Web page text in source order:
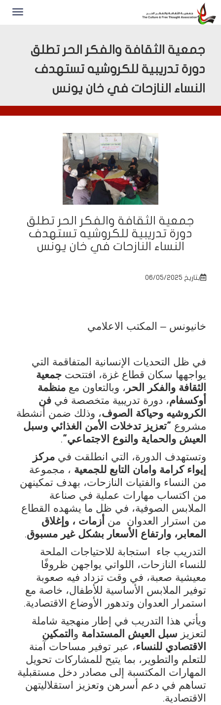
جمعية الثقافة والفكر الحر تطلق
دورة تدريبية للكروشيه تستهدف
النساء النازحات في خان يونس
جمعية الثقافة والفكر الحر تطلق
دورة تدريبية للكروشيه تستهدف
النساء النازحات في خان يونس
بتاريخ 06/05/2025
خانيونس – المكتب الاعلامي
في ظل التحديات الإنسانية المتفاقمة التي
يواجهها سكان قطاع غزة، افتتحت جمعية
الثقافة والفكر الحر ، وبالتعاون مع منظمة
أوكسفام، دورة تدريبية متخصصة في فن
الكروشيه وحياكة الصوف، وذلك ضمن أنشطة
مشروع "تعزيز تدخلات الأمن الغذائي وسبل
العيش والحماية والنوع الاجتماعي"
.
وتستهدف الدورة، التي انطلقت في مركز
إيواء كرامة وامان التابع للجمعية ، مجموعة
من النساء والفتيات النازحات، بهدف تمكينهن
من اكتساب مهارات عملية في صناعة
الملابس الصوفية، في ظل ما يشهده القطاع
من استرار العدوان من أزمات ، وإغلاق
المعابر، وارتفاع الأسعار بشكل غير مسبوق.
التدريب جاء استجابة للاحتياجات الملحة
للنساء النازحات، اللواتي يواجهن ظروفًا
معيشية صعبة، في وقت تزداد فيه صعوبة
توفير الملابس الأساسية للأطفال، خاصة مع
استمرار العدوان وتدهور الأوضاع الاقتصادية.
ويأتي هذا التدريب في إطار منهجية شاملة
لتعزيز سبل العيش المستدامة و التمكين
الاقتصادي للنساء، عبر توفير مساحات آمنة
للتعلم والتطوير، بما يتيح للمشاركات تحويل
المهارات المكتسبة إلى مصادر دخل مستقبلية
تساهم في دعم أسرهن وتعزيز استقلاليتهن
الاقتصادية.